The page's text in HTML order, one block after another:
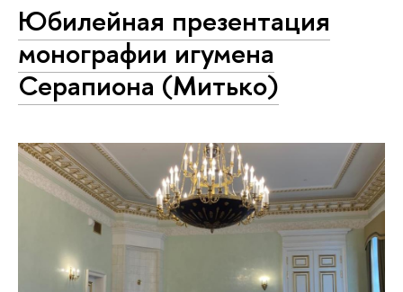
Юбилейная презентация
монографии игумена
Серапиона (Митько)